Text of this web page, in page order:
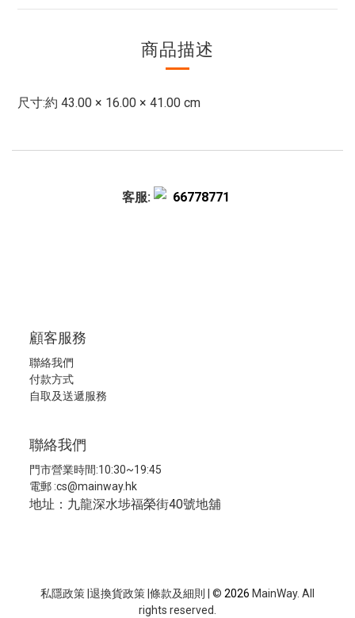
商品描述
尺寸:約 43.00 × 16.00 × 41.00 cm
客服: 66778771
顧客服務
聯絡我們
付款方式
自取及送遞服務
聯絡我們
門市營業時間:10:30~19:45
電郵 :cs@mainway.hk
地址：九龍深水埗福榮街40號地舖
私隱政策 退換貨政策 條款及細則 | © 2026 MainWay. All
rights reserved.